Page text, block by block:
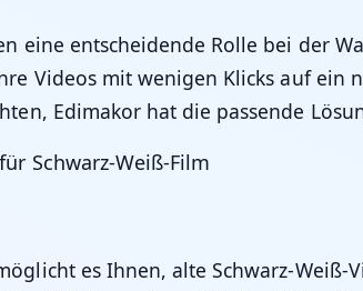
eine entscheidende Rolle bei der
Videos mit wenigen Klicks auf ein
Edimakorhat die passende
Schwarz-Weiß-Film
es Ihnen, alte Schwarz-